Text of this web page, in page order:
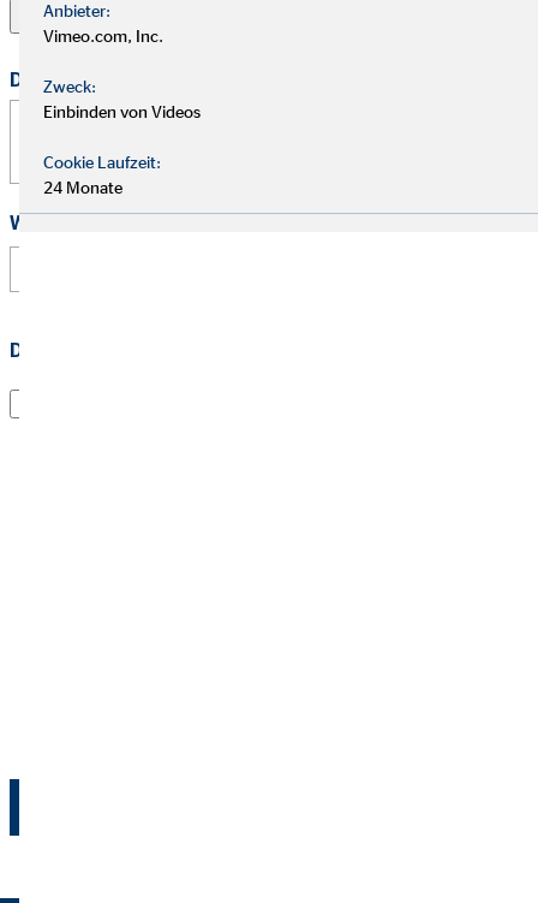
Deine Nachricht
Wie hast Du von uns erfahren?
Datenschutz
Anbieter:
Vimeo.com, Inc.
Zweck:
Einbinden von Videos
Cookie Laufzeit:
24 Monate